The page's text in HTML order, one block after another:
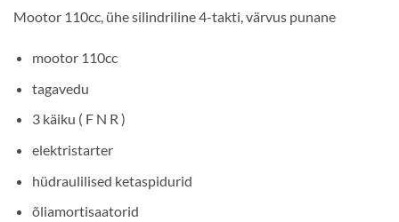
Mootor 110cc, ühe silindriline 4-takti, värvus punane
mootor 110cc
tagavedu
3 käiku ( F N R )
elektristarter
hüdraulilised ketaspidurid
õliamortisaatorid